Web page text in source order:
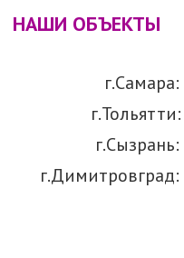
НАШИ ОБЪЕКТЫ
г.Самара:
г.Тольятти:
г.Сызрань:
г.Димитровград: